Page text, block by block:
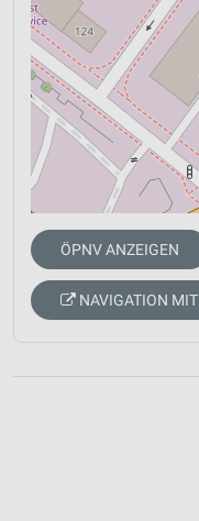
ÖPNV ANZEIGEN
NAVIGATION